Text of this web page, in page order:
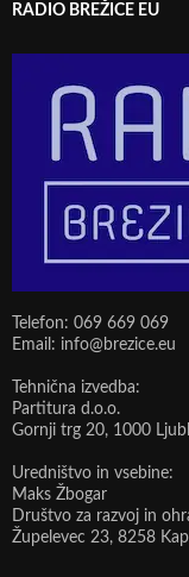
RADIO BREŽICE EU
Telefon: 069 669 069
Email: info@brezice.eu
Tehnična izvedba:
Partitura d.o.o.
Gornji trg 20, 1000
Uredništvo in vsebine:
Maks Žbogar
Društvo za razvoj in
Župelevec 23, 8258